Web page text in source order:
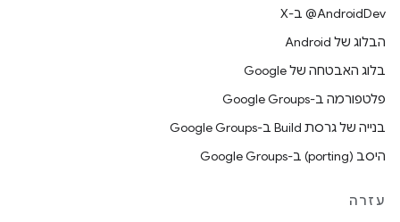
‫‎@AndroidDev ב-X
הבלוג של Android
בלוג האבטחה של Google
פלטפורמה ב-Google Groups
בנייה של גרסת Build ב-Google Groups
היסב (porting) ב-Google Groups
עזרה